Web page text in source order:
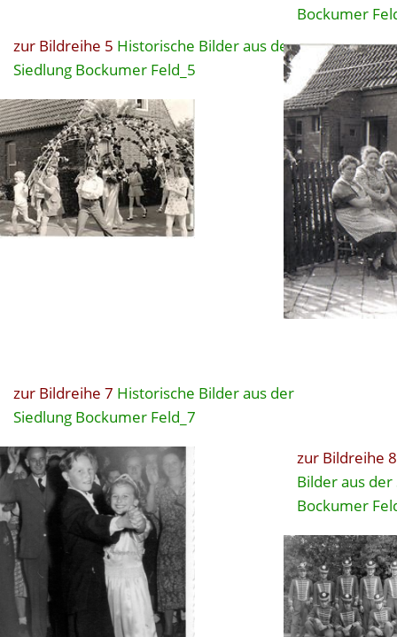
zur Bildreihe 5 Historische Bilder aus der
Siedlung Bockumer Feld_5
Bockumer
zur Bildreihe 7 Historische Bilder aus der
Siedlung Bockumer Feld_7
zur Bildreihe 8
Bilder aus der
Bockumer